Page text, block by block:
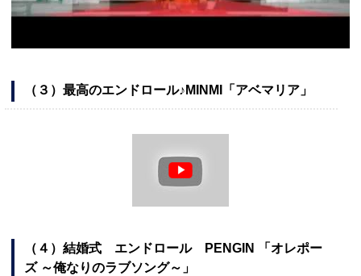
（３）最高のエンドロール♪MINMI「アベマリア」
（４）結婚式 エンドロール PENGIN 「オレポー
ズ ～俺なりのラブソング～」